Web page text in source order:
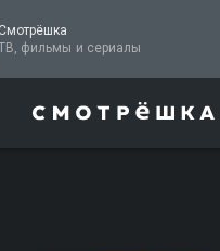
Смотрёшка
ТВ, фильмы и сериалы